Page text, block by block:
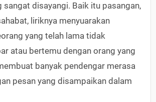
sangat disayangi. Baik itu pasangan,
liriknya menyuarakan
yang telah lama tidak
atau bertemu dengan orang yang
banyak pendengar merasa
pesan yang disampaikan dalam